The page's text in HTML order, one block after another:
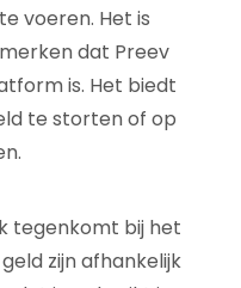
voeren. Het is
dat Preev
is. Het biedt
te storten of op
tegenkomt bij het
zijn afhankelijk